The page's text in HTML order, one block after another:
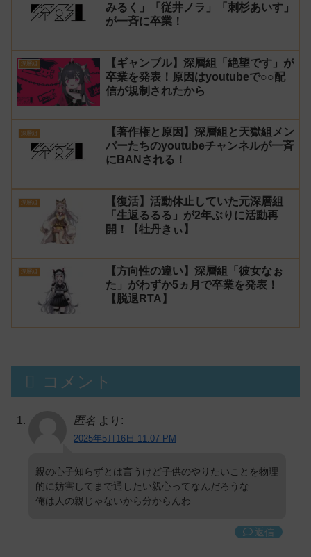
みるく」「従井ノラ」「刺杉あいす」
が一斉に卒業！
深層組
【ギャンブル】深層組「絶望です」が
卒業を発表！原因はyoutubeで○○配
信が規制されたから
深層組
【著作権と原因】深層組と天獄組メン
バーたちのyoutubeチャンネルが一斉
にBANされる！
深層組
【復活】活動休止していた元深層組
「生返るるる」が2年ぶりに活動再
開！【牡丹きぃ】
深層組
【方向性の違い】深層組「彼女なぉ
た」がわずか5ヵ月で卒業を発表！
【脱退RTA】
コメント
匿名 より:
2025年5月16日 11:07 PM
親の心子知らずとは言うけど子供のやりたいことを物理
的に妨害してまで通したい親心ってなんだろうな
俺は人の親じゃないから分からんわ
返信